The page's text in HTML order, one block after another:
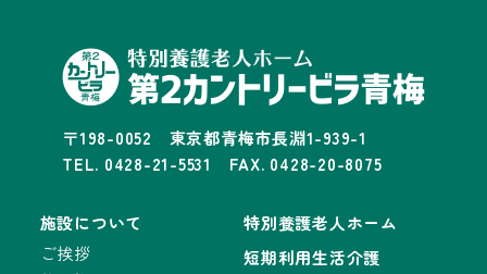
〒198-0052 東京都青梅市長淵1-939-1
TEL. 0428-21-5531 FAX. 0428-20-8075
施設について
ご挨拶
特別養護老人ホーム
短期利用生活介護